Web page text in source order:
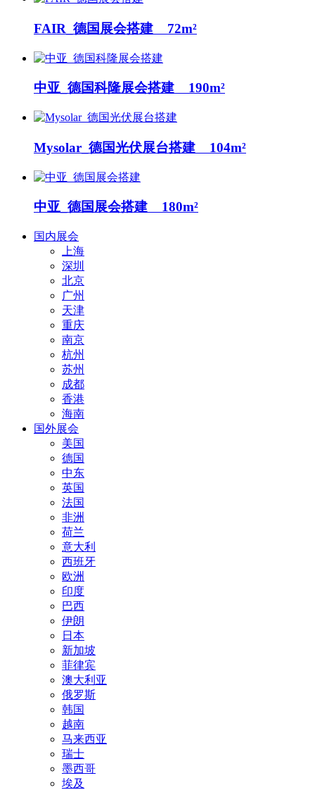
FAIR_德国展会搭建 72m²
中亚_德国科隆展会搭建 190m²
Mysolar_德国光伏展台搭建 104m²
中亚_德国展会搭建 180m²
国内展会
上海
深圳
北京
广州
天津
重庆
南京
杭州
苏州
成都
香港
海南
国外展会
美国
德国
中东
英国
法国
非洲
荷兰
意大利
西班牙
欧洲
印度
巴西
伊朗
日本
新加坡
菲律宾
澳大利亚
俄罗斯
韩国
越南
马来西亚
瑞士
墨西哥
埃及